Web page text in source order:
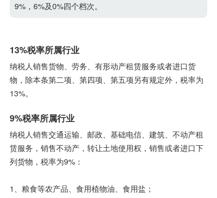
9%，6%及0%四个档次。
13%税率所属行业
纳税人销售货物、劳务、有形动产租赁服务或者进口货
物，除本条第二项、第四项、第五项另有规定外，税率为
13%。
9%税率所属行业
纳税人销售交通运输、邮政、基础电信、建筑、不动产租
赁服务，销售不动产，转让土地使用权，销售或者进口下
列货物，税率为9%：
1、粮食等农产品、食用植物油、食用盐；